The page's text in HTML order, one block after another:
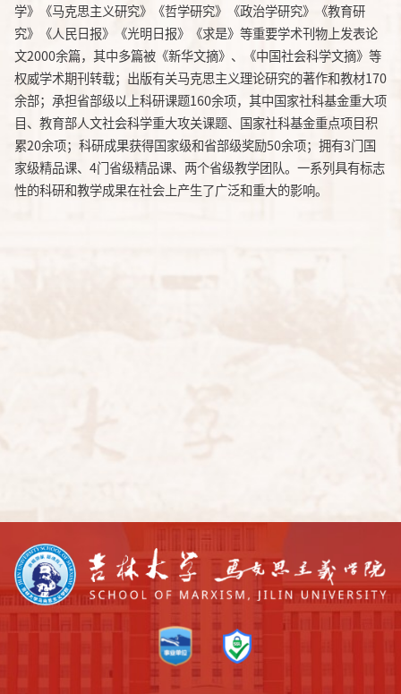
学》《马克思主义研究》《哲学研究》《政治学研究》《教育研
究》《人民日报》《光明日报》《求是》等重要学术刊物上发表论
文2000余篇，其中多篇被《新华文摘》、《中国社会科学文摘》等
权威学术期刊转载；出版有关马克思主义理论研究的著作和教材170
余部；承担省部级以上科研课题160余项，其中国家社科基金重大项
目、教育部人文社会科学重大攻关课题、国家社科基金重点项目积
累20余项；科研成果获得国家级和省部级奖励50余项；拥有3门国
家级精品课、4门省级精品课、两个省级教学团队。一系列具有标志
性的科研和教学成果在社会上产生了广泛和重大的影响。